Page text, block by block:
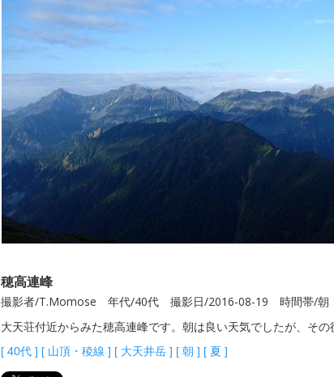
穂高連峰
撮影者/T.Momose 年代/40代 撮影日/2016-08-19 時間帯/朝（
大天荘付近からみた穂高連峰です。朝は良い天気でしたが、その
[ 40代] [ 山頂・稜線 ] [ 大天井岳] [ 朝 ] [ 夏 ]